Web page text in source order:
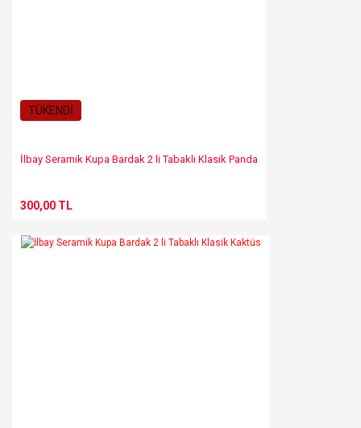
TÜKENDİ
İlbay Seramik Kupa Bardak 2 li Tabaklı Klasik Panda
300,00 TL